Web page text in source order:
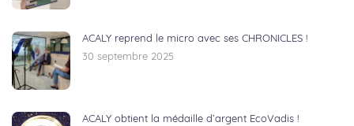
ACALY reprend le micro avec ses CHRONICLES !
30 septembre 2025
ACALY obtient la médaille d’argent EcoVadis !